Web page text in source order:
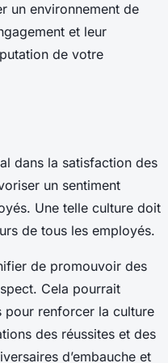
un environnement de
et leur
de votre
dans la satisfaction des
un sentiment
Une telle culture doit
de tous les employés.
de promouvoir des
Cela pourrait
pour renforcer la culture
des réussites et des
d’embauche et